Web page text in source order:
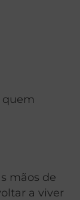
quem
mãos de
a viver